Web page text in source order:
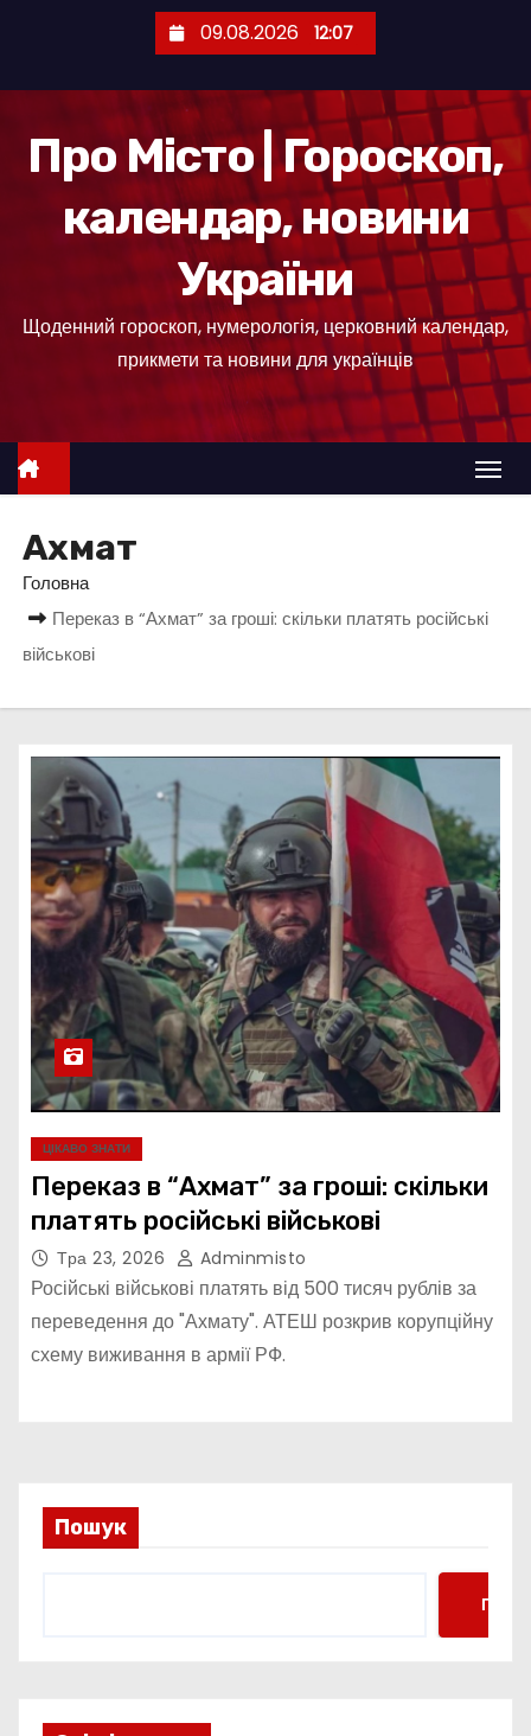
е
09.08.2026 12:07
Про Місто | Гороскоп,
календар, новини
України
Щоденний гороскоп, нумерологія, церковний календар,
прикмети та новини для українців
Ахмат
Головна
Переказ в “Ахмат” за гроші: скільки платять російські
військові
ЦІКАВО ЗНАТИ
Переказ в “Ахмат” за гроші: скільки
платять російські військові
Тра 23, 2026 Adminmisto
Російські військові платять від 500 тисяч рублів за
переведення до "Ахмату". АТЕШ розкрив корупційну
схему виживання в армії РФ.
Пошук